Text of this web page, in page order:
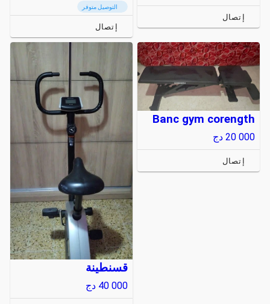
إتصال
التوصيل متوفر
إتصال
Banc gym corength
20 000 دج
إتصال
قسنطينة
40 000 دج